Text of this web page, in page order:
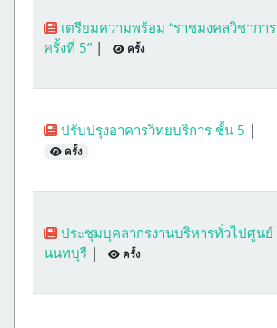
เตรียมความพร้อม “ราชมงคลวิชาการ
ครั้งที่ 5” | ครั้ง
ปรับปรุงอาคารวิทยบริการ ชั้น 5 |
ครั้ง
ประชุมบุคลากรงานบริหารทั่วไปศูนย์
นนทบุรี | ครั้ง